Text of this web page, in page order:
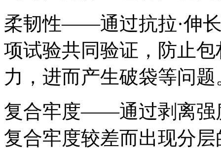
柔韧性——通过抗拉·伸
项试验共同验证，防止
力，进而产生破袋等问题
复合牢度——通过剥离强
复合牢度较差而出现分